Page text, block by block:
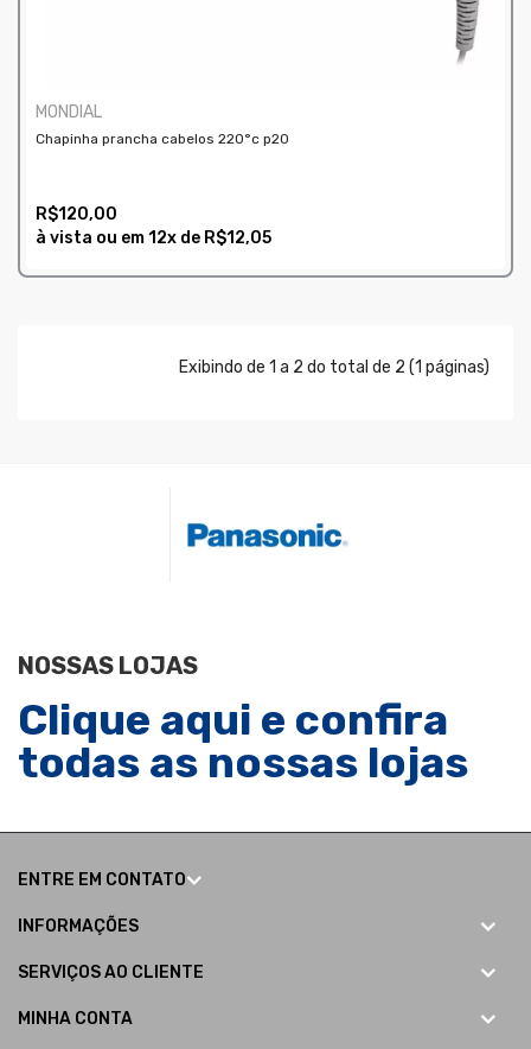
MONDIAL
Chapinha prancha cabelos 220°c p20
R$120,00
à vista ou em12x de R$12,05
COMPRAR
Exibindo de 1 a 2 do total de 2 (1 páginas)
NOSSAS LOJAS
Clique aqui e confira
todas as nossas lojas
ENTRE EM CONTATO
INFORMAÇÕES
SERVIÇOS AO CLIENTE
MINHA CONTA